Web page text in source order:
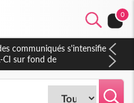
0
Thiam plaide pour un
apaisé